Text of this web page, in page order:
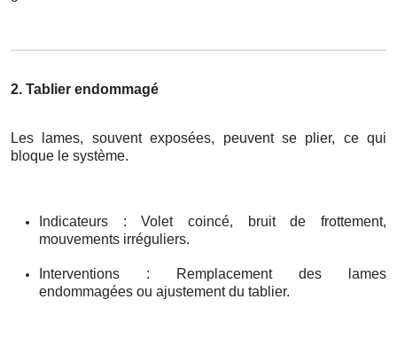
2. Tablier endommagé
Les lames, souvent exposées, peuvent se plier, ce qui
bloque le système.
Indicateurs : Volet coincé, bruit de frottement,
mouvements irréguliers.
Interventions : Remplacement des lames
endommagées ou ajustement du tablier.